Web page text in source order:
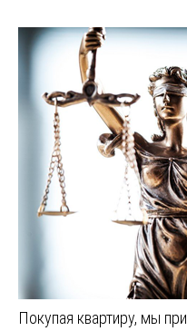
Покупая квартиру, мы